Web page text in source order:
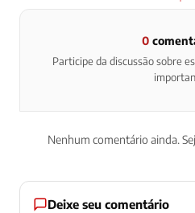
0
Participe da discussão sobre
Nenhum comentário ainda.
Deixe seu comentário